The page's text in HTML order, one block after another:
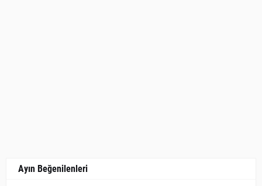
Ayın Beğenilenleri